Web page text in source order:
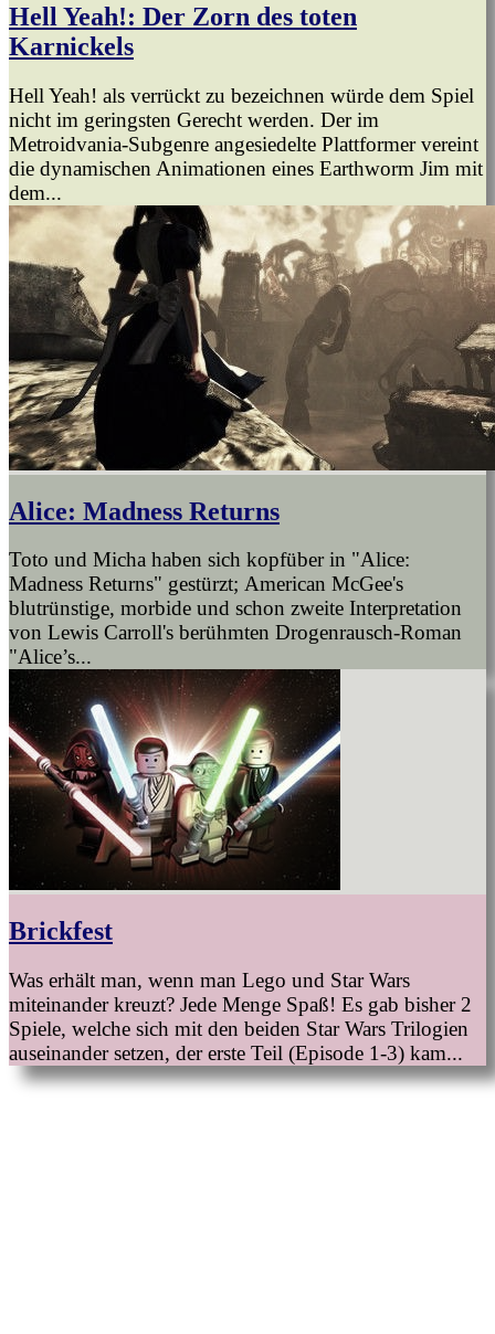
Hell Yeah!: Der Zorn des toten
Karnickels
Hell Yeah! als verrückt zu bezeichnen würde dem Spiel
nicht im geringsten Gerecht werden. Der im
Metroidvania-Subgenre angesiedelte Plattformer vereint
die dynamischen Animationen eines Earthworm Jim mit
dem...
Alice: Madness Returns
Toto und Micha haben sich kopfüber in "Alice:
Madness Returns" gestürzt; American McGee's
blutrünstige, morbide und schon zweite Interpretation
von Lewis Carroll's berühmten Drogenrausch-Roman
"Alice’s...
Brickfest
Was erhält man, wenn man Lego und Star Wars
miteinander kreuzt? Jede Menge Spaß! Es gab bisher 2
Spiele, welche sich mit den beiden Star Wars Trilogien
auseinander setzen, der erste Teil (Episode 1-3) kam...